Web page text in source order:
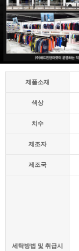
제품소재
색상
치수
제조자
제조국
세탁방법 및 취급시